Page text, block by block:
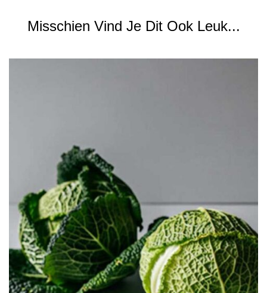
Misschien Vind Je Dit Ook Leuk...